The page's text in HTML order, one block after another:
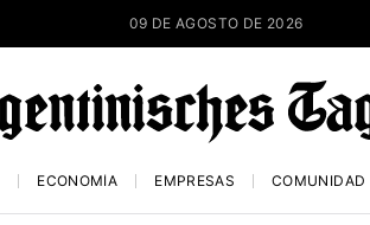
09 DE AGOSTO DE 2026
ECONOMÍA EMPRESAS COMUNIDAD